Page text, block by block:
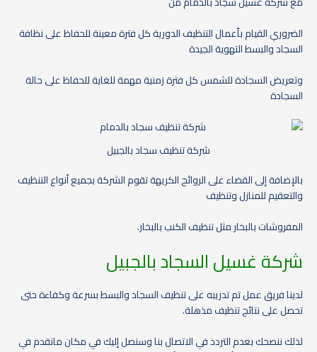
الضروري القيام بأعمال التنظيف الدورية كل فترة معينة للحفاظ على نظافة
السجاد والبسط التهوية الجيدة
وتعريض السجادة للشمس كل فترة زمنية مهمة للغاية للحفاظ على حالة
السجادة
شركة تنظيف سجاد بالجبيل
بالإضافة إلى القضاء على الروائح الكريهة تقوم الشركة بجميع أنواع التنظيف
والتعقيم للمنازل وتنظيف
المفروشات بالبخار مثل تنظيف الكنب بالبخار.
شركة غسيل السجاد بالجبيل
لدينا فريق عمل تم تدريبه على تنظيف السجاد والبسط بسرعة وكفاءة حتى
تحصل على نتائج تنظيف مذهلة.
لذلك ننصحك بعدم التردد في الاتصال بنا وسنصل إليك في مكان مانقدم في